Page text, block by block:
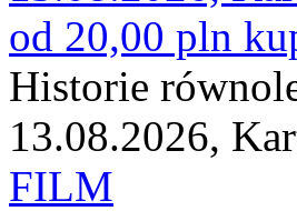
od 20,00 pln
Historie
13.08.2026,
FILM